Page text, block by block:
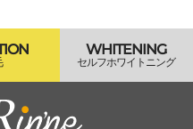
WHITENING
セルフホワイトニング